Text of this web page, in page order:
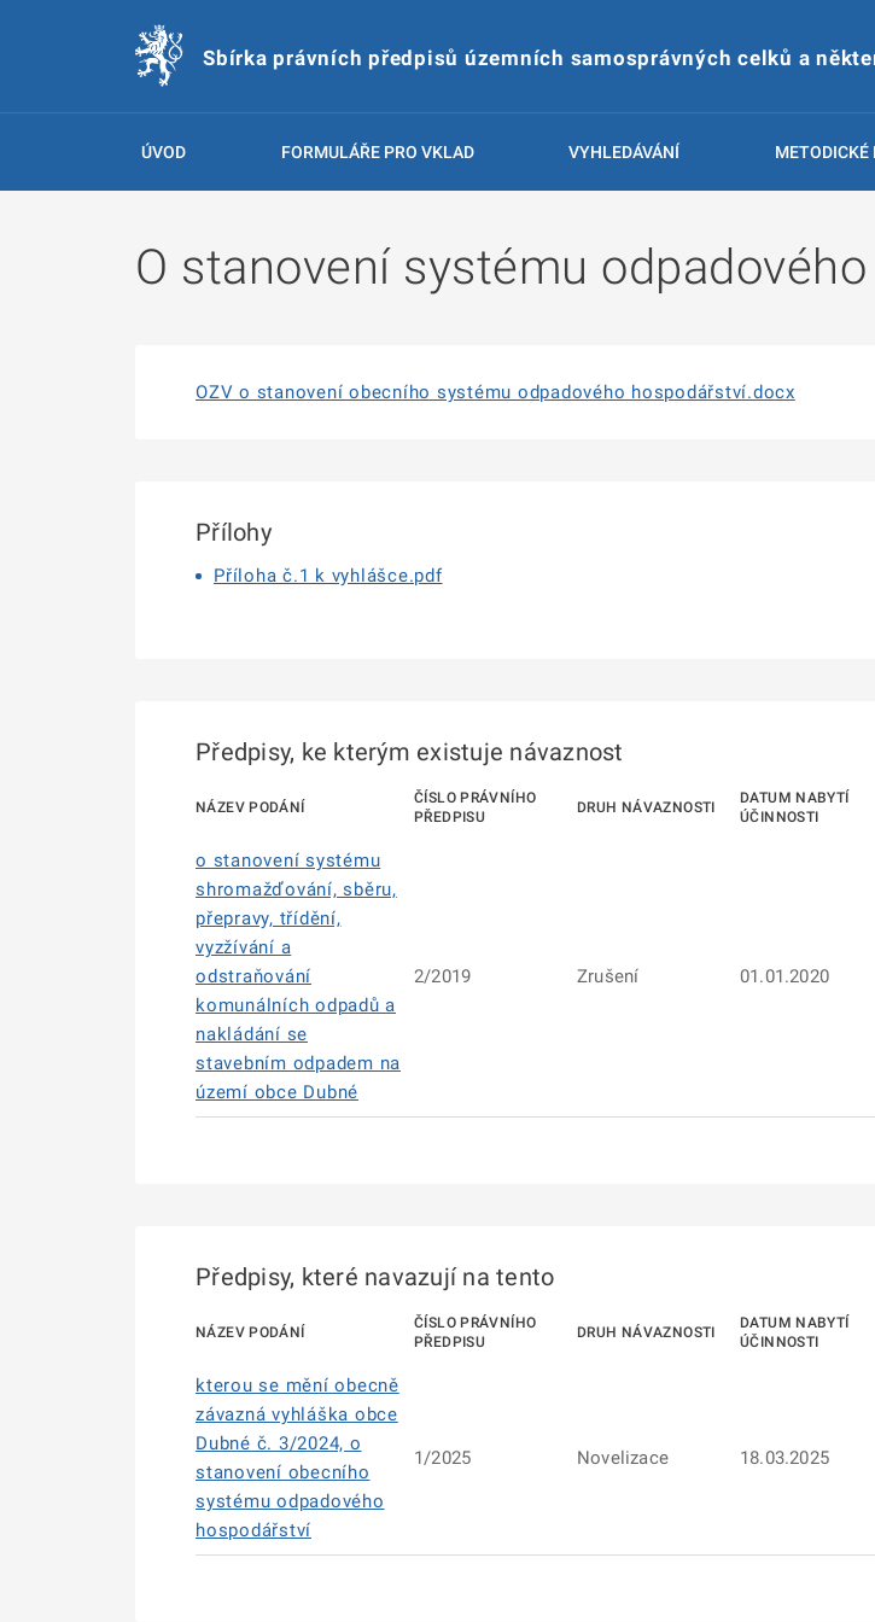
Sbírka právních předpisů územních samosprávných celků a
ÚVOD FORMULÁŘE PRO VKLAD VYHLEDÁVÁNÍ METODICKÉ
O stanovení systému
OZV o stanovení obecního systému odpadového hospodářství.docx
Přílohy
Příloha č.1 k vyhlášce.pdf
Předpisy, ke kterým existuje návaznost
NÁZEV PODÁNÍ
ČÍSLO PRÁVNÍHO
PŘEDPISU
DRUH NÁVAZNOSTI
DATUM NABYTÍ
ÚČINNOSTI
o stanovení systému
shromažďování, sběru,
přepravy, třídění,
vyzžívání a
odstraňování
komunálních odpadů a
nakládání se
stavebním odpadem na
území obce Dubné
2/2019 Zrušení 01.01.2020
Předpisy, které navazují na tento
NÁZEV PODÁNÍ
ČÍSLO PRÁVNÍHO
PŘEDPISU
DRUH NÁVAZNOSTI
DATUM NABYTÍ
ÚČINNOSTI
kterou se mění obecně
závazná vyhláška obce
Dubné č. 3/2024, o
stanovení obecního
systému odpadového
hospodářství
1/2025 Novelizace 18.03.2025